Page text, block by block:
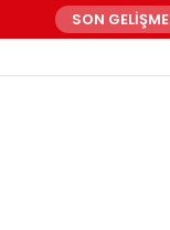
SON GELİŞME